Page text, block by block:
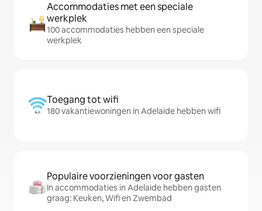
Accommodaties met een speciale
werkplek
100 accommodaties hebben een speciale
werkplek
Toegang tot wifi
180 vakantiewoningen in Adelaide hebben wifi
Populaire voorzieningen voor gasten
In accommodaties in Adelaide hebben gasten
graag: Keuken, Wifi en Zwembad